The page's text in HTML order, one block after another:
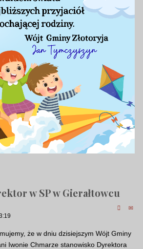
w SP w Gierałtowcu
że w dniu dzisiejszym Wójt Gminy
Iwonie Chmarze stanowisko Dyrektora